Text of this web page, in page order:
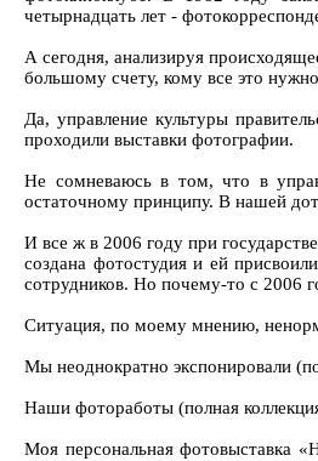
четырнадцать лет -
А сегодня, анализируя
большому счету, кому все это
Да, управление культуры
проходили выставки фотографии.
Не сомневаюсь в том, что в
остаточному принципу. В нашей
И все ж в 2006 году при
создана фотостудия и ей
сотрудников. Но почему-то с 2006
Ситуация, по моему мнению,
Мы неоднократно экспонировали
Наши фотоработы (полная
Моя персональная фотовыставка